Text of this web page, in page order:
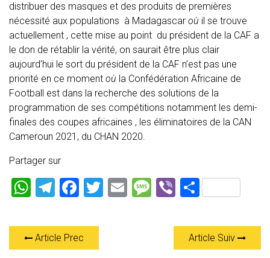
distribuer des masques et des produits de premières
nécessité aux populations à Madagascar où il se trouve
actuellement , cette mise au point du président de la CAF a
le don de rétablir la vérité, on saurait être plus clair
aujourd’hui le sort du président de la CAF n’est pas une
priorité en ce moment où la Confédération Africaine de
Football est dans la recherche des solutions de la
programmation de ses compétitions notamment les demi-
finales des coupes africaines , les éliminatoires de la CAN
Cameroun 2021, du CHAN 2020.
Partager sur
W
at
s
T
e
gr
F
ce
b
T
E
M Vi
er
P
ta
g
Article Prec Article Suiv